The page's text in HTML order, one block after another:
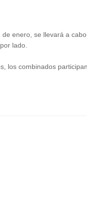
enero, se llevará a
lado.
los combinados